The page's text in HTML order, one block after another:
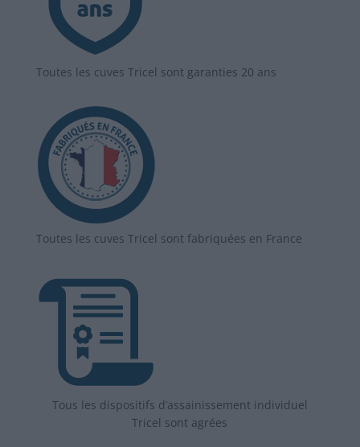
Toutes les cuves Tricel sont garanties 20 ans
Toutes les cuves Tricel sont fabriquées en France
Tous les dispositifs d’assainissement individuel
Tricel sont agrées